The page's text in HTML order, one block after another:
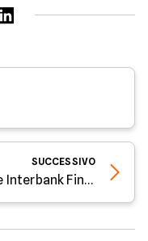
SUCCESSIVO
SWIFT - Society for Worldwide Interbank Financial Telecommunication